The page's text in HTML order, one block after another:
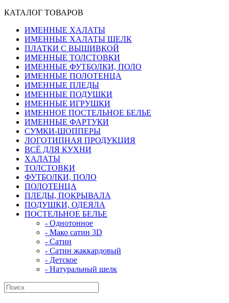
КАТАЛОГ ТОВАРОВ
ИМЕННЫЕ ХАЛАТЫ
ИМЕННЫЕ ХАЛАТЫ ШЕЛК
ПЛАТКИ С ВЫШИВКОЙ
ИМЕННЫЕ ТОЛСТОВКИ
ИМЕННЫЕ ФУТБОЛКИ, ПОЛО
ИМЕННЫЕ ПОЛОТЕНЦА
ИМЕННЫЕ ПЛЕДЫ
ИМЕННЫЕ ПОДУШКИ
ИМЕННЫЕ ИГРУШКИ
ИМЕННОЕ ПОСТЕЛЬНОЕ БЕЛЬЕ
ИМЕННЫЕ ФАРТУКИ
СУМКИ-ШОППЕРЫ
ЛОГОТИПНАЯ ПРОДУКЦИЯ
ВСЁ ДЛЯ КУХНИ
ХАЛАТЫ
ТОЛСТОВКИ
ФУТБОЛКИ, ПОЛО
ПОЛОТЕНЦА
ПЛЕДЫ, ПОКРЫВАЛА
ПОДУШКИ, ОДЕЯЛА
ПОСТЕЛЬНОЕ БЕЛЬЕ
- Однотонное
- Мако сатин 3D
- Сатин
- Сатин жаккардовый
- Детское
- Натуральный шелк